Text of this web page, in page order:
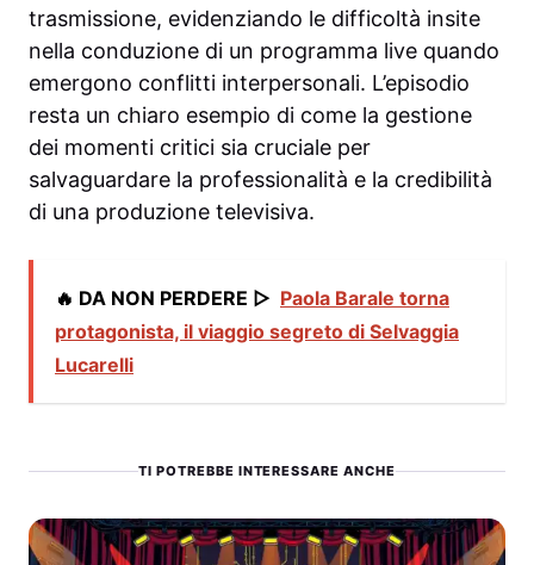
trasmissione, evidenziando le difficoltà insite
nella conduzione di un programma live quando
emergono conflitti interpersonali. L’episodio
resta un chiaro esempio di come la gestione
dei momenti critici sia cruciale per
salvaguardare la professionalità e la credibilità
di una produzione televisiva.
🔥 DA NON PERDERE ▷ Paola Barale torna
protagonista, il viaggio segreto di Selvaggia
Lucarelli
TI POTREBBE INTERESSARE ANCHE